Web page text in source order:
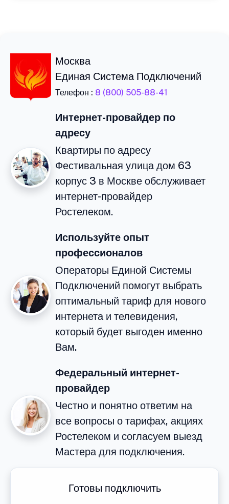
Москва
Единая Система Подключений
Телефон : 8 (800) 505-88-41
Интернет-провайдер по
адресу
Квартиры по адресу
Фестивальная улица дом 63
корпус 3 в Москве обслуживает
интернет-провайдер
Ростелеком.
Используйте опыт
профессионалов
Операторы Единой Системы
Подключений помогут выбрать
оптимальный тариф для нового
интернета и телевидения,
который будет выгоден именно
Вам.
Федеральный интернет-
провайдер
Честно и понятно ответим на
все вопросы о тарифах, акциях
Ростелеком и согласуем выезд
Мастера для подключения.
Готовы подключить